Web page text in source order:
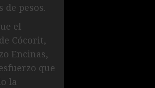
de pesos.
el
Cócorit,
Encinas,
que
la